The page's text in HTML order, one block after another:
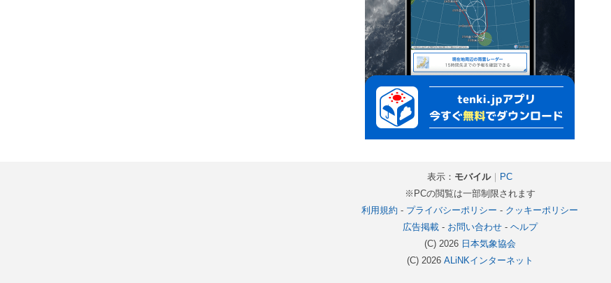
表示： モバイル｜
PC
※PCの閲覧は一部制限されます
利用規約 - プライバシーポリシー - クッキーポリシー
広告掲載- お問い合わせ- ヘルプ
(C) 2026 日本気象協会
(C) 2026 ALiNKインターネット